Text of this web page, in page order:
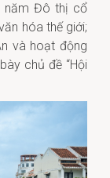
năm Đô thị cổ
hóa thế giới;
và hoạt động
chủ đề “Hội